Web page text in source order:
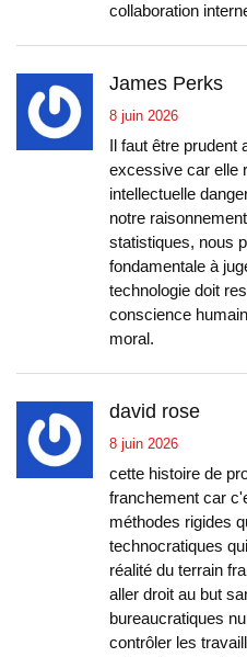
collaboration
James Perks
8 juin 2026
Il faut être
excessive car elle
intellectuelle
notre
statistiques, nous
fondamentale à
technologie doit
conscience
moral.
david rose
8 juin 2026
cette histoire de
franchement car
méthodes rigides
technocratiques
réalité du terrain
aller droit au but
bureaucratiques
contrôler les